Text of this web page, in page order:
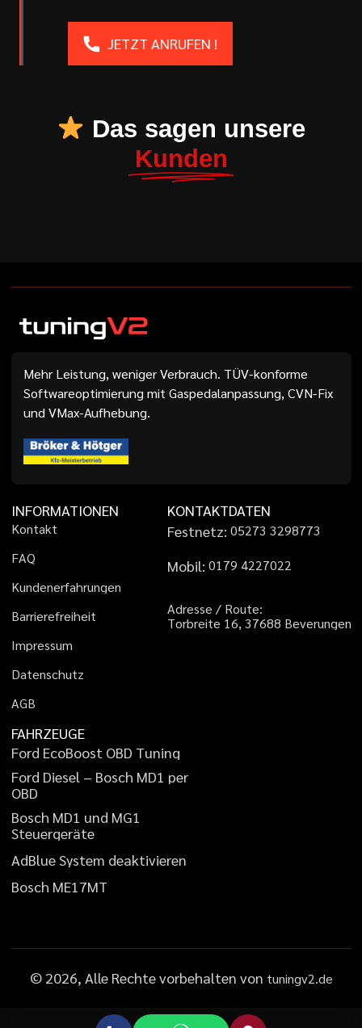
JETZT ANRUFEN !
Das sagen unsere
Kunden
Mehr Leistung, weniger Verbrauch. TÜV-konforme
Softwareoptimierung mit Gaspedalanpassung, CVN-Fix
und VMax-Aufhebung.
INFORMATIONEN
Kontakt
FAQ
Kundenerfahrungen
Barrierefreiheit
Impressum
Datenschutz
AGB
KONTAKTDATEN
Festnetz: 05273 3298773
Mobil: 01 79 4227022
Adresse / Route:
Torbreite 16, 37688 Beverungen
FAHRZEUGE
Ford EcoBoost OBD Tuning
Ford Diesel – Bosch MD1 per
OBD
Bosch MD1 und MG1
Steuergeräte
AdBlueSystem deaktivieren
Bosch ME17MT
© 2026, Alle Rechte vorbehalten von tuningv2.de